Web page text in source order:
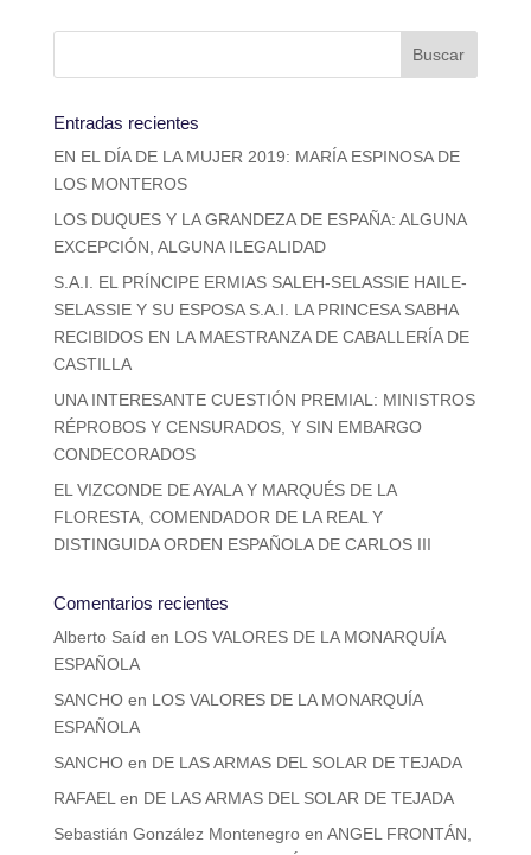
Entradas recientes
EN EL DÍA DE LA MUJER 2019: MARÍA ESPINOSA DE
LOS MONTEROS
LOS DUQUES Y LA GRANDEZA DE ESPAÑA: ALGUNA
EXCEPCIÓN, ALGUNA ILEGALIDAD
S.A.I. EL PRÍNCIPE ERMIAS SALEH-SELASSIE HAILE-
SELASSIE Y SU ESPOSA S.A.I. LA PRINCESA SABHA
RECIBIDOS EN LA MAESTRANZA DE CABALLERÍA DE
CASTILLA
UNA INTERESANTE CUESTIÓN PREMIAL: MINISTROS
RÉPROBOS Y CENSURADOS, Y SIN EMBARGO
CONDECORADOS
EL VIZCONDE DE AYALA Y MARQUÉS DE LA
FLORESTA, COMENDADOR DE LA REAL Y
DISTINGUIDA ORDEN ESPAÑOLA DE CARLOS III
Comentarios recientes
Alberto Saíd en LOS VALORES DE LA MONARQUÍA
ESPAÑOLA
SANCHOen LOS VALORES DE LA MONARQUÍA
ESPAÑOLA
SANCHOen DE LAS ARMAS DEL SOLAR DE TEJADA
RAFAEL en DE LAS ARMAS DEL SOLAR DE TEJADA
Sebastián González Montenegroen ANGEL FRONTÁN,